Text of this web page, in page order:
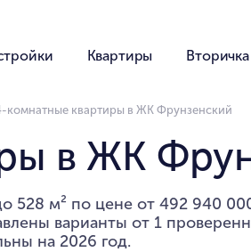
Квартиры Вторичка
комнатные квартиры в ЖК Фрунзенский
в ЖК
528 м² по цене от 492 940
варианты от 1
на 2026 год.